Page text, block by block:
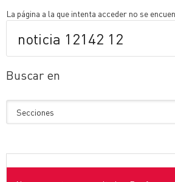
La página a la que intenta acceder no se
Buscar en